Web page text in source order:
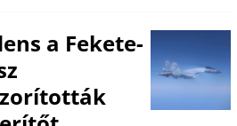
a Fekete-